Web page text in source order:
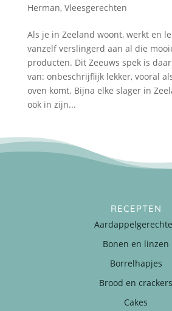
Herman, Vleesgerechten
Als je in Zeeland woont, werkt en
vanzelf verslingerd aan al die
producten. Dit Zeeuws spek is
van: onbeschrijflijk lekker, vooral
oven komt. Bijna elke slager in
ook in zijn...
RECEPTEN
Bonen en linzen
Borrelhapjes
Brood en crackers
Cakes